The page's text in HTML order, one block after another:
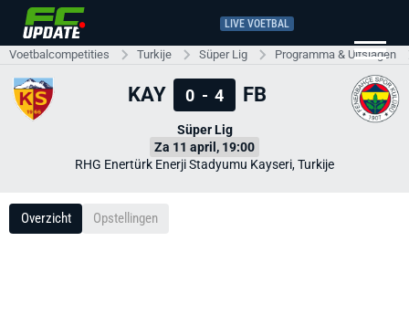
LIVE VOETBAL
Voetbalcompetities Turkije Süper Lig Programma & Uitslagen
KAY 0 - 4 FB
Süper Lig
Za 11 april, 19:00
RHG Enertürk Enerji Stadyumu Kayseri, Turkije
Overzicht Opstellingen